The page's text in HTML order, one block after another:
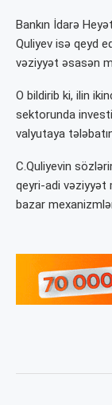
Bankın İdarə
Quliyev isə qeyd
vəziyyət əsasən
O bildirib ki, ilin
sektorunda
valyutaya
C.Quliyevin
qeyri-adi vəziyyət
bazar